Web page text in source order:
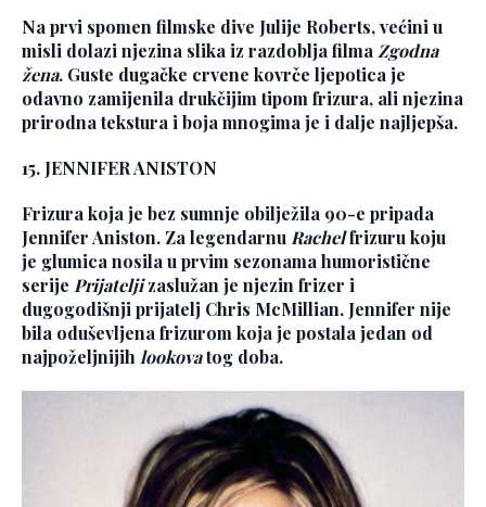
Na prvi spomen filmske dive Julije Roberts, većini u
misli dolazi njezina slika iz razdoblja filmaZgodna
žena. Guste dugačke crvene kovrče ljepotica je
odavno zamijenila drukčijim tipom frizura, ali njezina
prirodna tekstura i boja mnogima je i dalje najljepša.
15. JENNIFER ANISTON
Frizura koja je bez sumnje obilježila 90-e pripada
Jennifer Aniston. Za legendarnuRachelfrizuru koju
je glumica nosila u prvim sezonama humoristične
serije Prijateljizaslužan je njezin frizer i
dugogodišnji prijatelj Chris McMillian. Jennifer nije
bila oduševljena frizurom koja je postala jedan od
najpoželjnijihlookovatog doba.